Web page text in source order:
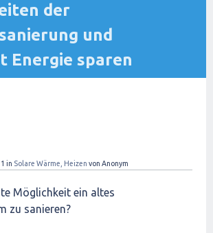
der
und
Energie sparen
in Solare Wärme, Heizen von Anonym
Möglichkeit ein altes
zu sanieren?